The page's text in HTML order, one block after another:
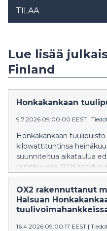
TILAA
Lue lisää
Finland
Honkakankaan
9.7.2026 09:00:00 EEST |
Honkakankaan
kilowattituntinsa
suunniteltua aikataulua
huhtikuussa 2025 tehdyn
OX2 rakennuttanut
Halsuan
16.4.2026 09:00:17 EEST |